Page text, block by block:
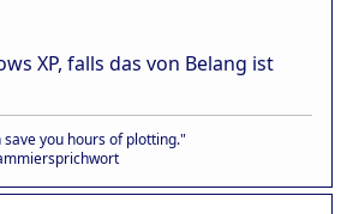
XP, falls das von Belang ist
you hours of plotting."